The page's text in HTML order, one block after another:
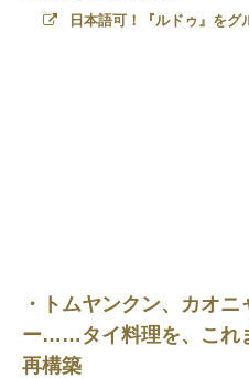
日本語可！『ルドゥ』をグ
・トムヤンクン、カオ
ー……タイ料理を、これ
再構築